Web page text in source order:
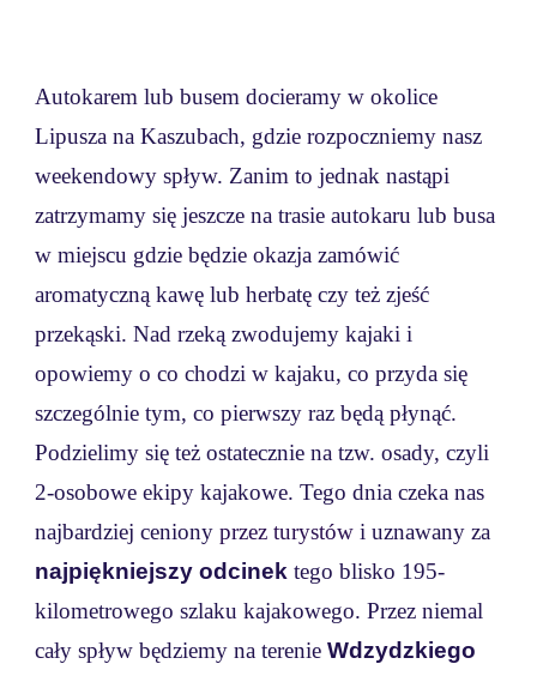
Autokarem lub busem docieramy w okolice
Lipusza na Kaszubach, gdzie rozpoczniemy nasz
weekendowy spływ. Zanim to jednak nastąpi
zatrzymamy się jeszcze na trasie autokaru lub busa
w miejscu gdzie będzie okazja zamówić
aromatyczną kawę lub herbatę czy też zjeść
przekąski. Nad rzeką zwodujemy kajaki i
opowiemy o co chodzi w kajaku, co przyda się
szczególnie tym, co pierwszy raz będą płynąć.
Podzielimy się też ostatecznie na tzw. osady, czyli
2-osobowe ekipy kajakowe. Tego dnia czeka nas
najbardziej cenionyprzez turystówi uznawany za
najpiękniejszy odcinek tego blisko 195-
kilometrowego szlaku kajakowego. Przez niemal
cały spływ będziemy na terenieWdzydzkiego